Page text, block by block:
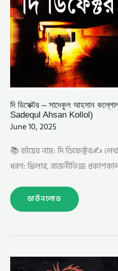
দি ডিফেক্টর – সাদেকুল আহসান
Sadequl Ahsan Kollol)
June 10, 2025
📚 বইয়ের নাম: দি ডিফেক্টর✍️
ধরণ: থ্রিলার, রাজনীতি📅
ডাউনলোড
দি